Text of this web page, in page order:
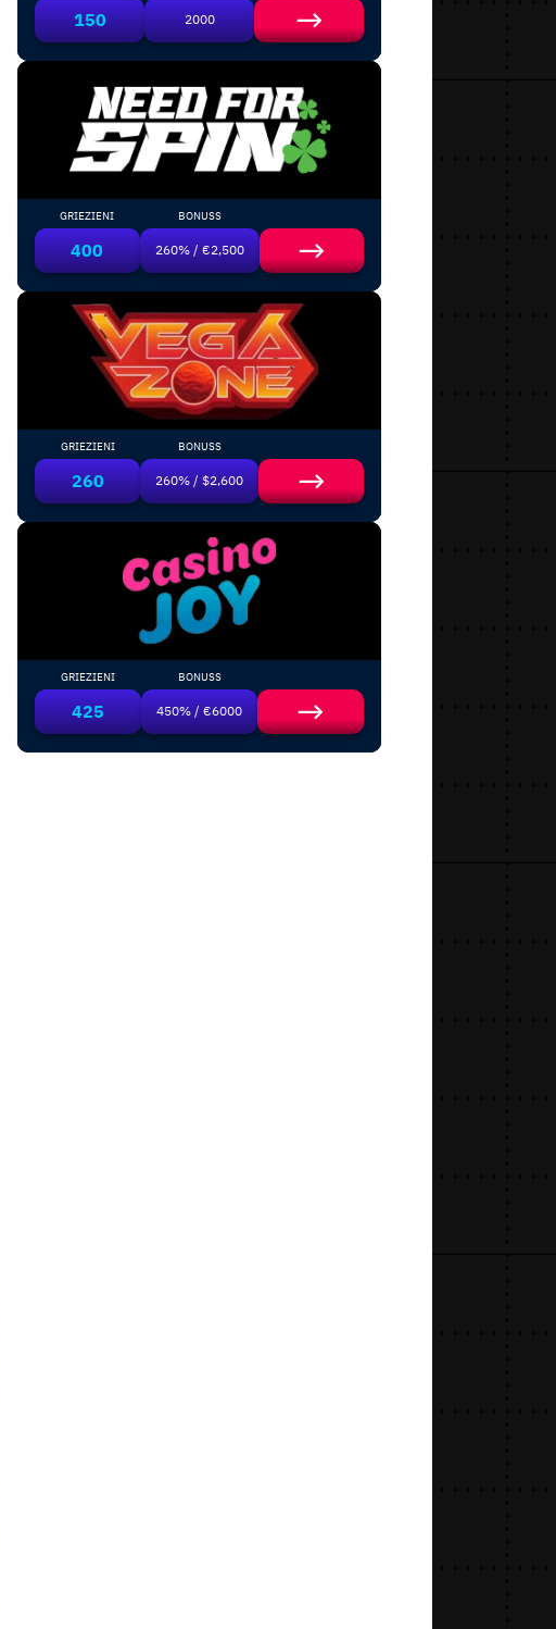
150 2000
GRIEZIENI
400
BONUSS
260% / €2,500
GRIEZIENI
260
BONUSS
260% / $2,600
GRIEZIENI
425
BONUSS
450% / €6000